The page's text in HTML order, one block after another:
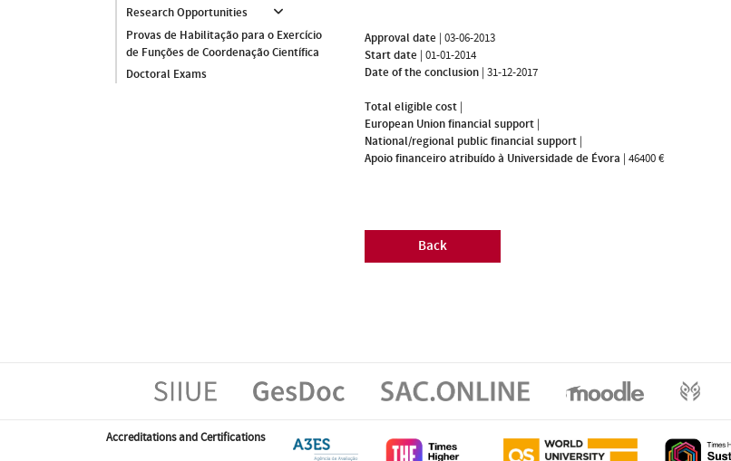
Research Opportunities
Provas de Habilitação para o Exercício
de Funções de Coordenação Científica
Doctoral Exams
Approval date | 03-06-2013
Start date | 01-01-2014
Date of the conclusion | 31-12-2017
Total eligible cost |
European Union financial support |
National/regional public financial support |
Apoio financeiro atribuído à Universidade de Évora | 46400 €
Back
Accreditations and Certifications